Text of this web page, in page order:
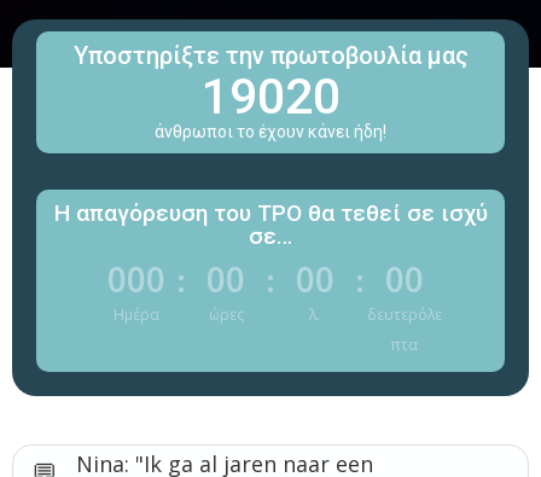
Υποστηρίξτε την πρωτοβουλία μας
19020
άνθρωποι το έχουν κάνει ήδη!
Η απαγόρευση του TPO θα τεθεί σε ισχύ
σε…
000
Ημέρα
: 00
ώρες
: 00
λ.
: 00
δευτερόλε
πτα
Nina: "Ik ga al jaren naar een